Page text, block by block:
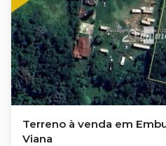
Terreno à venda em
Viana